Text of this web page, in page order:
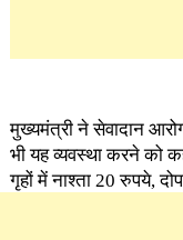
मुख्यमंत्री ने सेवादान
भी यह व्यवस्था करने को
गृहों में नाश्ता 20 रुपये,